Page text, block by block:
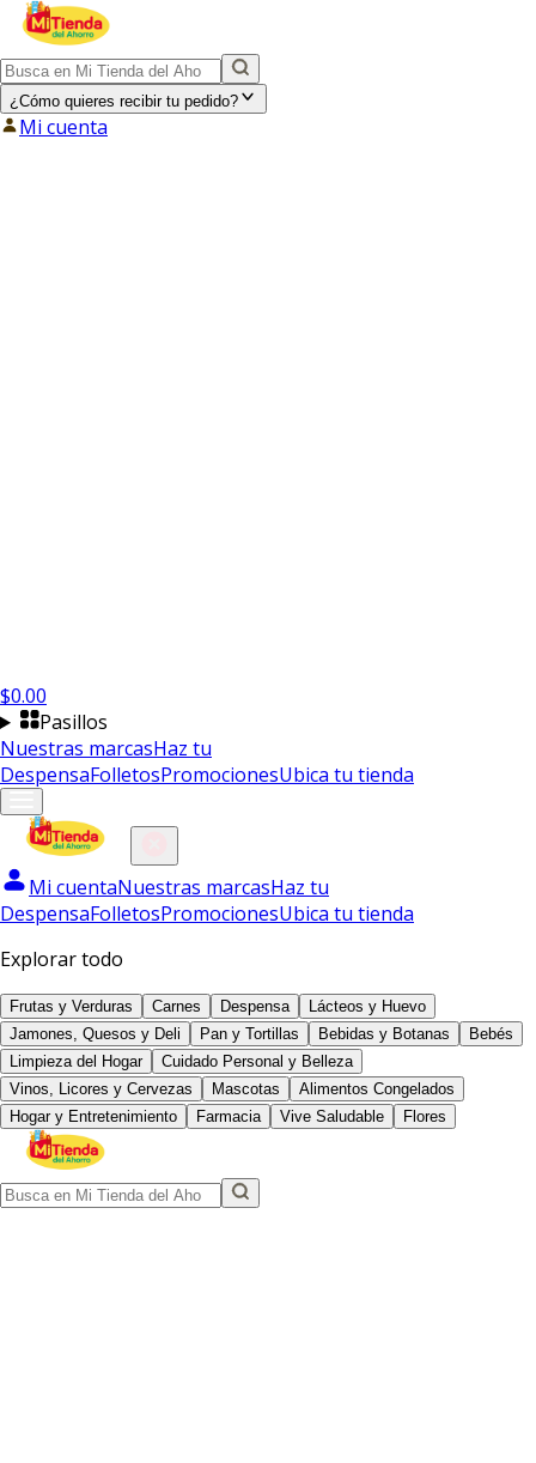
¿Cómo quieres recibir tu pedido?
Mi cuenta
$0.00
Pasillos
Nuestras marcasHaz tu
DespensaFolletosPromocionesUbica tu tienda
Mi cuentaNuestras marcasHaz tu
DespensaFolletosPromocionesUbica tu tienda
Explorar todo
Frutas y Verduras Carnes Despensa
Lácteos y Huevo
Jamones, Quesos y Deli
Pan y Tortillas Bebidas y Botanas
Bebés
Limpieza del Hogar
Cuidado Personal y Belleza
Vinos, Licores y Cervezas
Mascotas
Alimentos Congelados
Hogar y Entretenimiento
Farmacia Vive Saludable Flores